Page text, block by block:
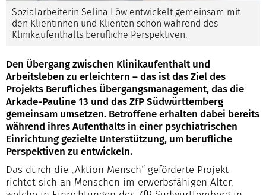
Sozialarbeiterin Selina Löw entwickelt gemeinsam mit
den Klientinnen und Klienten schon während des
Klinikaufenthalts berufliche Perspektiven.
Den Übergang zwischen Klinikaufenthalt und
Arbeitsleben zu erleichtern – das ist das Ziel des
Projekts Berufliches Übergangsmanagement, das die
Arkade-Pauline 13 und das ZfP Südwürttemberg
gemeinsam umsetzen. Betroffene erhalten dabei bereits
während ihres Aufenthalts in einer psychiatrischen
Einrichtung gezielte Unterstützung, um berufliche
Perspektiven zu entwickeln.
Das durch die „Aktion Mensch“ geförderte Projekt
richtet sich an Menschen im erwerbsfähigen Alter,